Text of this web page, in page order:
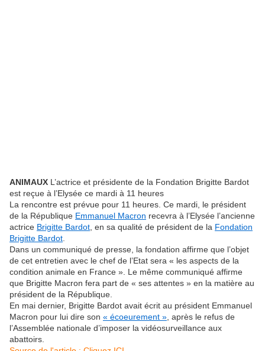
ANIMAUX L’actrice et présidente de la Fondation Brigitte Bardot
est reçue à l’Elysée ce mardi à 11 heures
La rencontre est prévue pour 11 heures. Ce mardi, le président
de la République Emmanuel Macron ​ recevra à l’Elysée l’ancienne
actrice Brigitte Bardot , en sa qualité de président de la Fondation
Brigitte Bardot
Dans un communiqué de presse, la fondation affirme que l’objet
de cet entretien avec le chef de l’Etat sera « les aspects de la
condition animale en France ». Le même communiqué affirme
que Brigitte Macron fera part de « ses attentes » en la matière au
président de la République.
En mai dernier, Brigitte Bardot avait écrit au président Emmanuel
Macron pour lui dire son « écoeurement » , après le refus de
l’Assemblée nationale d’imposer la vidéosurveillance aux
abattoirs.